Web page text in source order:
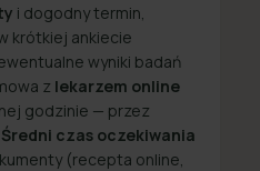
i dogodny termin,
krótkiej ankiecie
wyniki badań
z lekarzem online
godzinie — przez
Średni czas oczekiwania
(recepta online,